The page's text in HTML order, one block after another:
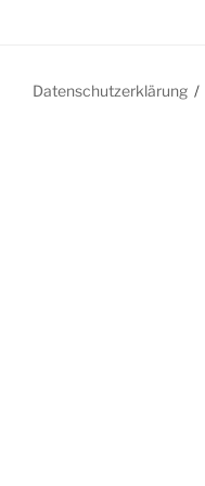
Datenschutzerklärung